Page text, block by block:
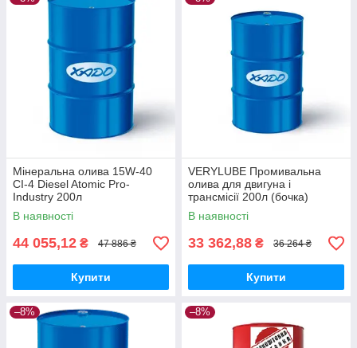
Мінеральна олива 15W-40
CI-4 Diesel Atomic Pro-
Industry 200л
В наявності
44 055,12 ₴ 47 886 ₴
Купити
VERYLUBE Промивальна
олива для двигуна і
трансмісії 200л (бочка)
В наявності
33 362,88 ₴ 36 264 ₴
Купити
–8% –8%